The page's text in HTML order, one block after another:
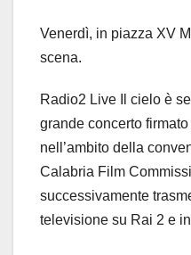
Venerdì, in piazza XV
scena.
Radio2 Live Il cielo è
grande concerto
nell’ambito della
Calabria Film
successivamente
televisione su Rai 2 e